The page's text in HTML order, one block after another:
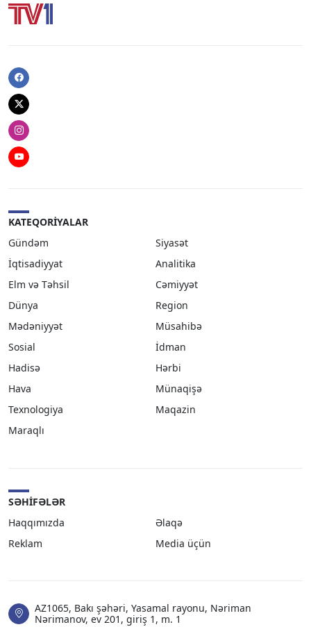
Facebook
Twitter
Instagram
Youtube
KATEQORIYALAR
Gündəm
Siyasət
İqtisadiyyat
Analitika
Elm və Təhsil
Cəmiyyət
Dünya
Region
Mədəniyyət
Müsahibə
Sosial
İdman
Hadisə
Hərbi
Hava
Münaqişə
Texnologiya
Maqazin
Maraqlı
SƏHIFƏLƏR
Haqqımızda
Əlaqə
Reklam
Media üçün
AZ1065, Bakı şəhəri, Yasamal rayonu, Nəriman
Nərimanov, ev 201, giriş 1, m. 1